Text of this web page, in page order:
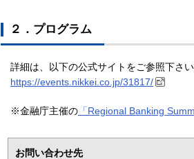
２．プログラム
詳細は、以下の公式サイトをご参照下さい
https://events.nikkei.co.jp/31817/
※金融庁主催の 「Regional Banking
お問い合わせ先